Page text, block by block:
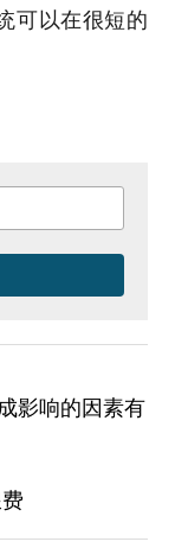
可以在很短的
影响的因素有